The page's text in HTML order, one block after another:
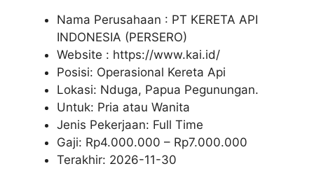
Nama Perusahaan : PT KERETA API
INDONESIA (PERSERO)
Website : https://www.kai.id/
Posisi: Operasional Kereta Api
Lokasi: Nduga, Papua Pegunungan.
Untuk: Pria atau Wanita
Jenis Pekerjaan: Full Time
Gaji: Rp4.000.000 – Rp7.000.000
Terakhir: 2026-11-30